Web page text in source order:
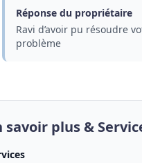
Réponse du propriétaire
Ravi d’avoir pu résoudre
problème
savoir plus &